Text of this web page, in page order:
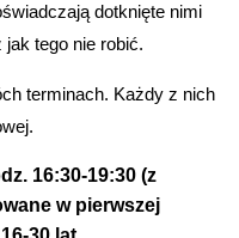
dotknięte nimi
tego nie robić.
terminach. Każdy z nich
16:30-19:30 (z
w pierwszej